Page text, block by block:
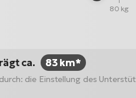
80 kg
ca. 83 km*
die Einstellung des